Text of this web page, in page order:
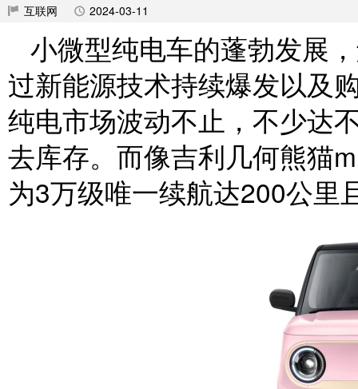
互联网 2024-03-11
小微型纯电车的蓬勃发展
过新能源技术持续爆发以及
纯电市场波动不止，不少达
去库存。而像吉利几何熊猫
为3万级唯一续航达200公里